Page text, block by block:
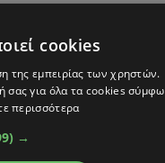
cookies
της εμπειρίας των χρηστών.
σας για όλα τα cookies
περισσότερα
→